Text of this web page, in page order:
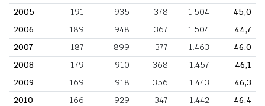
2005
191 935 378 1.504
45,0
2006
189 948 367 1.504
44,7
2007
187 899 377 1.463
46,0
2008
179 910 368 1.457
46,1
2009
169 918 356 1.443
46,3
2010
166 929 347 1.442
46,4